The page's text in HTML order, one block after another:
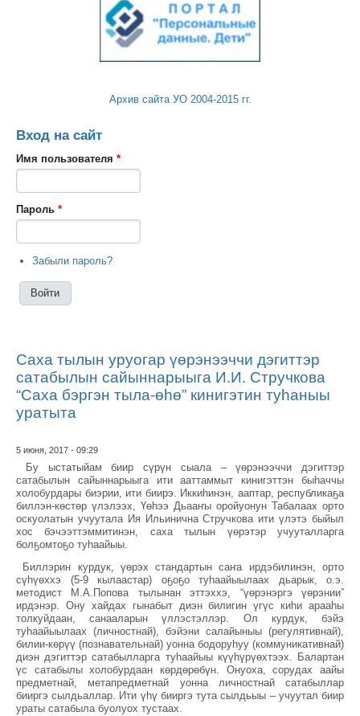
Архив сайта УО 2004-2015 гг.
Вход на сайт
Имя пользователя *
Пароль *
Забыли пароль?
Саха тылын уруогар үөрэнээччи дэгиттэр
сатабылын сайыннарыыга И.И. Стручкова
“Саха бэргэн тыла-өһө” кинигэтин туһаныы
уратыта
5 июня, 2017 - 09:29
Бу ыстатыйам биир сүрүн сыала – үөрэнээччи дэгиттэр
сатабылын сайыннарыыга ити ааттаммыт кинигэттэн быһаччы
холобурдары биэрии, ити биирэ. Иккиһинэн, ааптар, республикаҕа
биллэн-көстөр үлэлээх, Үөһээ Дьааҥы оройуонун Табалаах орто
оскуолатын учуутала Ия Ильинична Стручкова ити үлэтэ быйыл
хос бэчээттэммитинэн, саха тылын үөрэтэр учууталларга
болҕомтоҕо туһаайыы.
Биллэрин курдук, үөрэх стандартын саҥа ирдэбилинэн, орто
сүһүөххэ (5-9 кылаастар) оҕоҕо туһаайыылаах дьарык, о.э.
методист М.А.Попова тылынан эттэххэ, “үөрэнэргэ үөрэнии”
ирдэнэр. Ону хайдах гынабыт диэн билигин үгүс киһи арааһы
толкуйдаан, санааларын үллэстэллэр. Ол курдук, бэйэ
туһаайыылаах (личностнай), бэйэни салайыныы (регулятивнай),
билии-көрүү (познавательнай) уонна бодоруһуу (коммуникативнай)
диэн дэгиттэр сатабылларга туһаайыы күүһүрүөхтээх. Балартан
үс сатабылы холобурдаан көрдөрөбүн. Онуоха, сорудах аайы
предметнай, метапредметнай уонна личностнай сатабыллар
бииргэ сылдьаллар. Ити үһү бииргэ тута сылдьыы – учуутал биир
ураты сатабыла буолуох тустаах.